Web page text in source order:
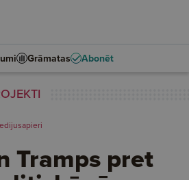
Grāmatas Abonēt
Tramps pret